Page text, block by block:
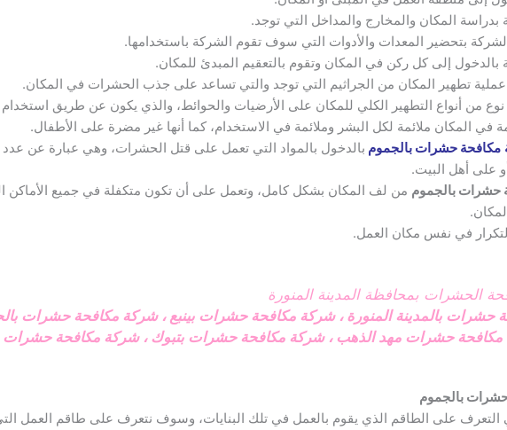
المكان والمخارج والمداخل التي توجد.
بتحضير المعدات والأدوات التي سوف تقوم الشركة باستخدامها.
إلى كل ركن في المكان وتقوم بالتعقيم المبدئ للمكان.
تطهير المكان من الجراثيم التي توجد والتي تساعد على جذب الحشرات في المكان.
من أنواع التطهير الكلي للمكان على الأرضيات والحوائط، والذي يكون عن طريق استخدام
في المكان ملائمة لكل البشر وملائمة في الاستخدام، كما أنها غير مضرة على الأطفال.
مكافحة حشرات بالجموم بالدخول بالمواد التي تعمل على قتل الحشرات، وهي عبارة عن
على أهل البيت.
حشرات بالجموم من لف المكان بشكل كامل، وتعمل على أن تكون متكفلة في جميع الأماكن
في نفس مكان العمل.
الحشرات بمحافظة المدينة المنورة
حشرات بالمدينة المنورة ،شركة مكافحة حشرات بينبع ،شركة مكافحة حشرات
حشرات مهد الذهب ،شركة مكافحة حشرات بتبوك ،شركة مكافحة حشرات
بالجموم
على الطاقم الذي يقوم بالعمل في تلك البنايات، وسوف نتعرف على طاقم العمل